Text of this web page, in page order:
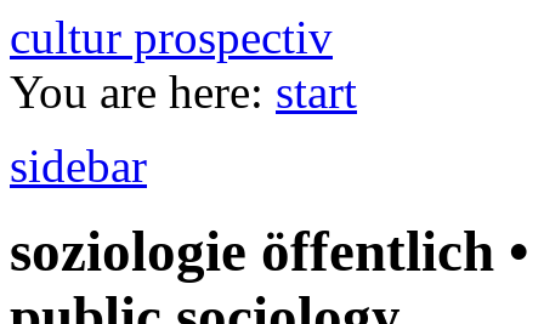
cultur prospectiv
You are here: start
sidebar
soziologie öffentlich